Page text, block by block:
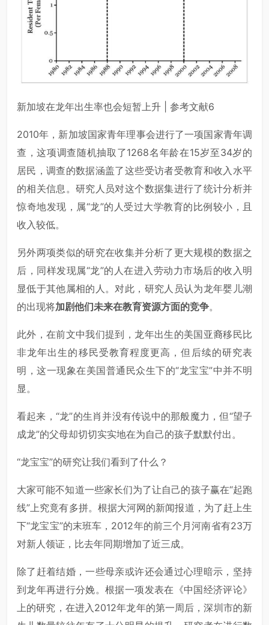
新加坡在龙年出生率也会短暂上升 | 参考文献6
2010年，新加坡国家青年理事会进行了一项国家青年调
查，这项调查随机抽取了1268名年龄在15岁至34岁的
居民，调查的数据涵盖了这些受访者受教育和收入水平
的相关信息。研究人员对这个数据集进行了统计分析并
惊奇地发现，属“龙”的人受过大学教育的比例较小，且
收入较低。
另外两项类似的研究在收集并分析了更大规模的数据之
后，同样发现属“龙”的人在进入劳动力市场后的收入明
显低于其他属相的人。对此，研究人员认为龙年婴儿潮
的出现将加剧他们未来在教育资源方面的竞争。
此外，在前文中我们提到，龙年出生的美国亚裔移民比
非龙年出生的移民受教育程度更高，但后续的研究表
明，这一现象在美国普通民众生下的“龙宝宝”中并不明
显。
看起来，“龙”的生肖并没有传说中的那般魔力，但“望子
成龙”的父母却切切实实地在为自己的孩子默默付出。
“龙宝宝”的研究让我们看到了什么？
大家可能不知道一些家长们为了让自己的孩子赢在“起跑
线”上究竟有多拼。根据大河网的新闻报道，为了赶上生
下“龙宝宝”的末班车，2012年的前三个月河南省有23万
对新人领证，比去年同期增加了近三成。
除了赶着结婚，一些母亲或许还会通过心理暗示，坚持
到龙年再进行分娩。根据一项发表在《中国经济评论》
上的研究，在进入2012年龙年的第一周后，深圳市的新